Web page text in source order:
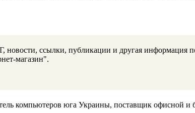
ссылки, публикации и другая информация
магазин".
компьютеров юга Украины, поставщик офисной и